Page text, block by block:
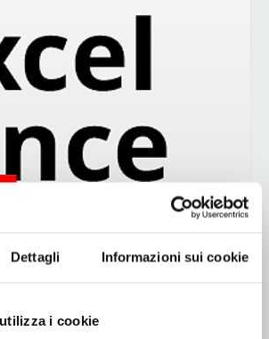
Dettagli Informazioni sui cookie
i cookie